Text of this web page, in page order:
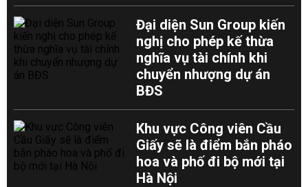
Đại diện Sun Group kiến
nghị cho phép kế thừa
nghĩa vụ tài chính khi
chuyển nhượng dự án
BĐS
Khu vực Công viên Cầu
Giấy sẽ là điểm bắn pháo
hoa và phố đi bộ mới tại
Hà Nội